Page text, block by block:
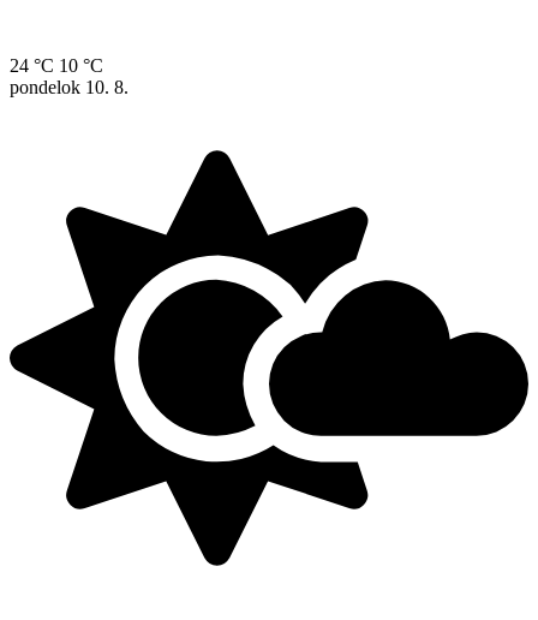
24 °C 10 °C
pondelok 10. 8.